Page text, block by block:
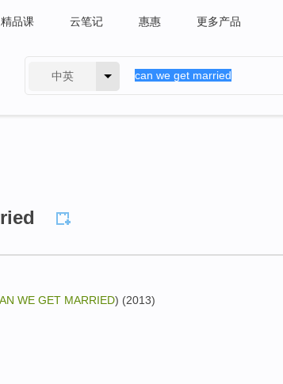
品课 云笔记 惠惠 更多产品
中英
WE GET MARRIED) (2013)